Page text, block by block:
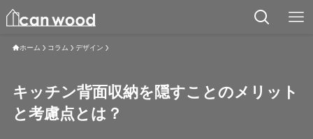
ホーム コラム デザイン
キッチン背面収納を隠すことのメリット
と考慮点とは？